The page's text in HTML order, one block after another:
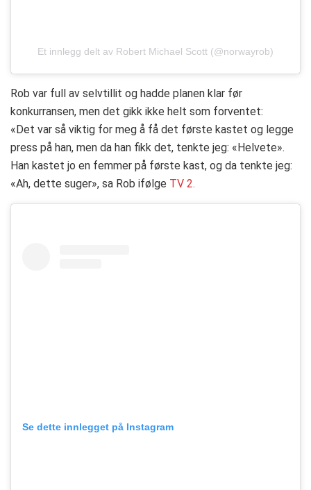
Et innlegg delt av Robert Michael Scott (@norwayrob)
Rob var full av selvtillit og hadde planen klar før
konkurransen, men det gikk ikke helt som forventet:
«Det var så viktig for meg å få det første kastet og legge
press på han, men da han fikk det, tenkte jeg: «Helvete».
Han kastet jo en femmer på første kast, og da tenkte jeg:
«Ah, dette suger», sa Rob ifølge TV 2.
Se dette innlegget på Instagram